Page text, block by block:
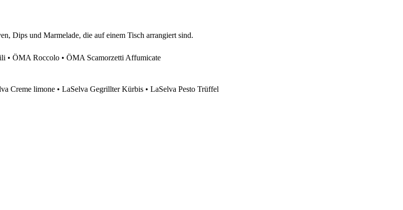
• ÖMA Roccolo • ÖMA Scamorzetti Affumicate
Creme limone • LaSelva Gegrillter Kürbis • LaSelva Pesto Trüffel